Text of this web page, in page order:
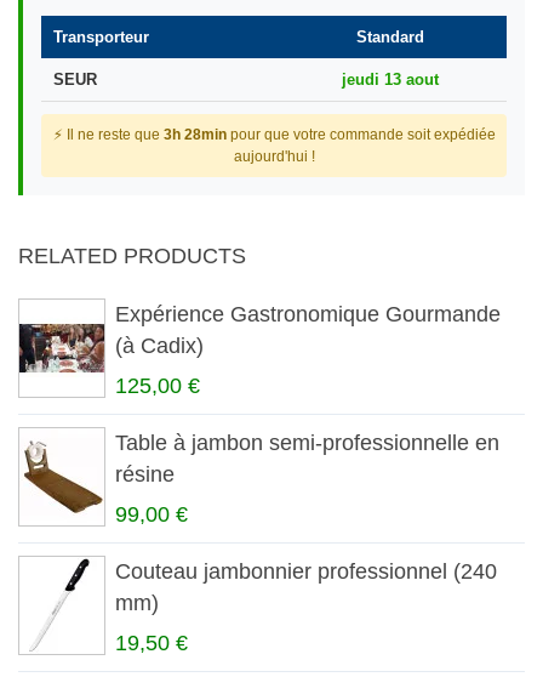
Transporteur Standard
SEUR jeudi 13 aout
⚡ Il ne reste que 3h 28minpour que votre commande soit expédiée
aujourd'hui !
RELATED PRODUCTS
Expérience Gastronomique Gourmande
(à Cadix)
125,00 €
Table à jambon semi-professionnelle en
résine
99,00 €
Couteau jambonnier professionnel (240
mm)
19,50 €